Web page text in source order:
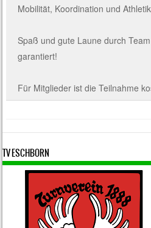
Mobilität, Koordination und
Spaß und gute Laune durch
garantiert!
Für Mitglieder ist die Teilnahme
TV ESCHBORN